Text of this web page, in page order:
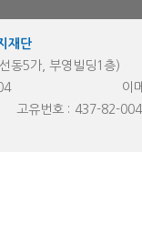
재단
동5가, 부영빌딩1층)
이
고유번호 : 437-82-